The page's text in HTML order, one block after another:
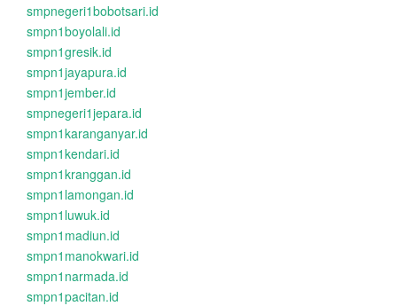
smpnegeri1bobotsari.id
smpn1boyolali.id
smpn1gresik.id
smpn1jayapura.id
smpn1jember.id
smpnegeri1jepara.id
smpn1karanganyar.id
smpn1kendari.id
smpn1kranggan.id
smpn1lamongan.id
smpn1luwuk.id
smpn1madiun.id
smpn1manokwari.id
smpn1narmada.id
smpn1pacitan.id